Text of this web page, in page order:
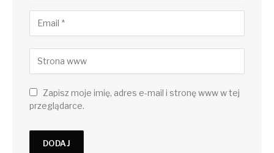
Zapisz moje imię, adres e-mail i stronę www w tej
przeglądarce.